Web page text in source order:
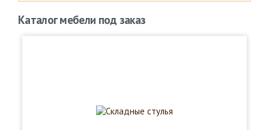
Каталог мебели под заказ